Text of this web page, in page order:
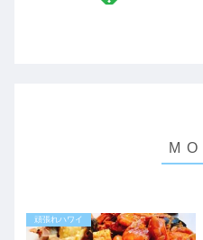
頑張れハワイ